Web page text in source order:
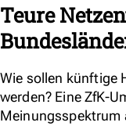
Teure
Wie sollen künftige
werden? Eine ZfK-
Meinungsspektrum